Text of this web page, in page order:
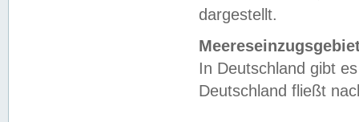
dargestellt.
In Deutschland gibt
Deutschland fließt